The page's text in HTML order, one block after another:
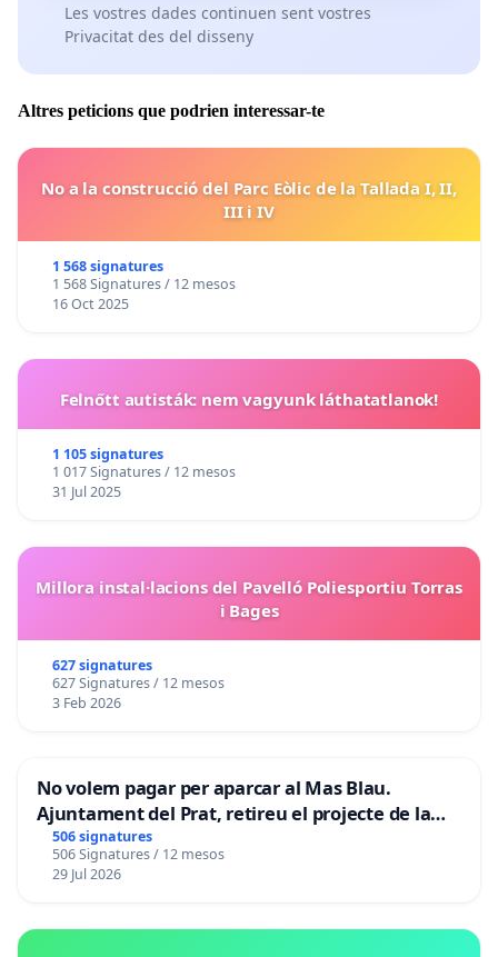
Les vostres dades continuen sent vostres
Privacitat des del disseny
Altres peticions que podrien interessar-te
No a la construcció del Parc Eòlic de la Tallada I, II,
III i IV
1 568 signatures
1 568 Signatures / 12 mesos
16 Oct 2025
Felnőtt autisták: nem vagyunk láthatatlanok!
1 105 signatures
1 017 Signatures / 12 mesos
31 Jul 2025
Millora instal·lacions del Pavelló Poliesportiu Torras
i Bages
627 signatures
627 Signatures / 12 mesos
3 Feb 2026
No volem pagar per aparcar al Mas Blau.
Ajuntament del Prat, retireu el projecte de la
zona taronja.
506 signatures
506 Signatures / 12 mesos
29 Jul 2026